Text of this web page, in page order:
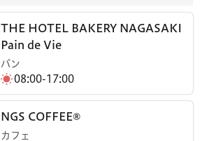
THE HOTEL BAKERY NAGASAKI
Pain de Vie
パン
08:00-17:00
NGS COFFEE®
カフェ